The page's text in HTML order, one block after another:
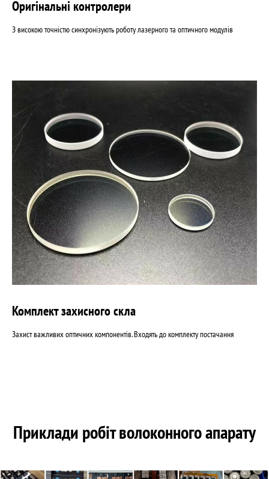
Оригінальні контролери
З високою точністю синхронізують роботу лазерного та оптичного модулів
Комплект захисного скла
Захист важливих оптичних компонентів. Входять до комплекту постачання
Приклади робіт волоконного апарату